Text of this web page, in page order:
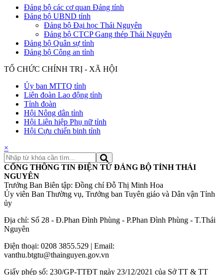
Đảng bộ các cơ quan Đảng tỉnh
Đảng bộ UBND tỉnh
Đảng bộ Đại học Thái Nguyên
Đảng bộ CTCP Gang thép Thái Nguyên
Đảng bộ Quân sự tỉnh
Đảng bộ Công an tỉnh
TỔ CHỨC CHÍNH TRỊ - XÃ HỘI
Ủy ban MTTQ tỉnh
Liên đoàn Lao động tỉnh
Tỉnh đoàn
Hội Nông dân tỉnh
Hội Liên hiệp Phụ nữ tỉnh
Hội Cựu chiến binh tỉnh
×
CỔNG THÔNG TIN ĐIỆN TỬ ĐẢNG BỘ TỈNH THÁI
NGUYÊN
Trưởng Ban Biên tập: Đồng chí Đỗ Thị Minh Hoa
Ủy viên Ban Thường vụ, Trưởng ban Tuyên giáo và Dân vận Tỉnh
ủy
Địa chỉ: Số 28 - Đ.Phan Đình Phùng - P.Phan Đình Phùng - T.Thái
Nguyên
Điện thoại: 0208 3855.529 | Email:
vanthu.btgtu@thainguyen.gov.vn
Giấy phép số: 230/GP-TTĐT ngày 23/12/2021 của Sở TT & TT